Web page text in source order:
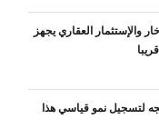
والإستثمار العقاري يجهز
لتسجيل نمو قياسي هذا